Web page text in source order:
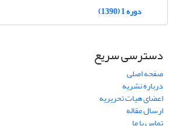
دوره 1 (1390)
دسترسی سریع
صفحه اصلی
درباره نشریه
اعضای هیات تحریریه
ارسال مقاله
تماس با ما